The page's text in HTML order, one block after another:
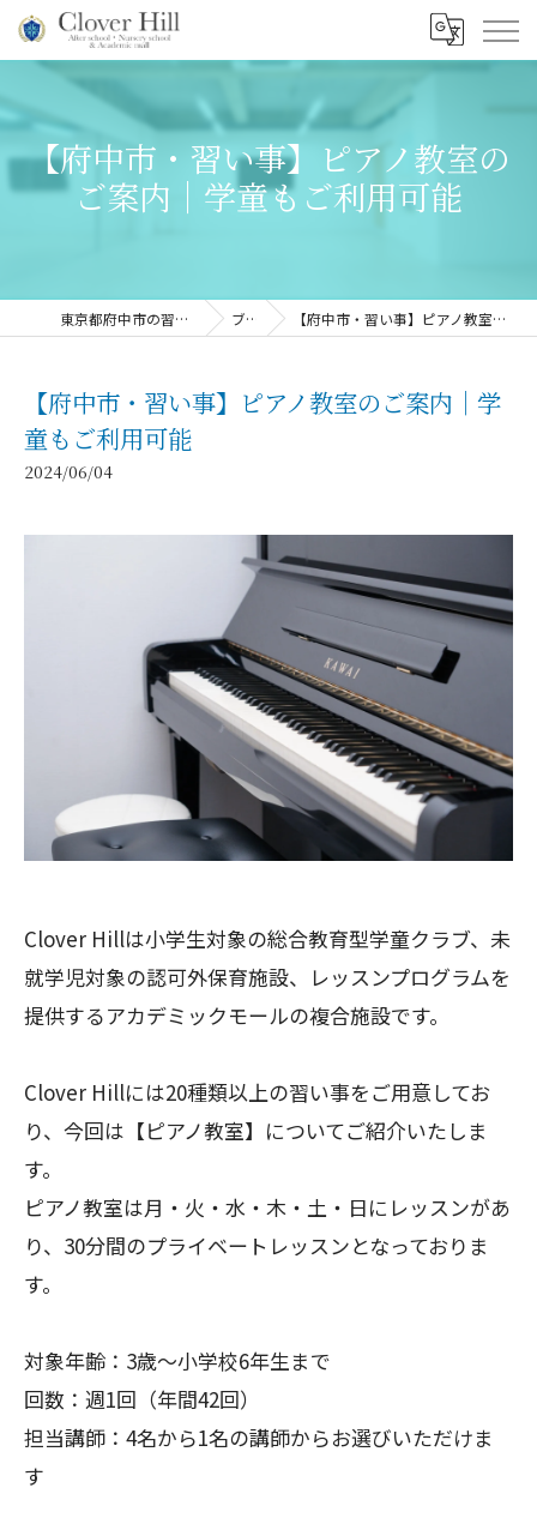
【府中市・習い事】ピアノ教室の
ご案内｜学童もご利用可能
東京都府中市の習い事ならClover Hill ブログ 【府中市・習い事】ピアノ教室のご案内｜学童もご利用可能
【府中市・習い事】ピアノ教室のご案内｜学
童もご利用可能
2024/06/04
Clover Hillは小学生対象の総合教育型学童クラブ、未
就学児対象の認可外保育施設、レッスンプログラムを
提供するアカデミックモールの複合施設です。
Clover Hillには20種類以上の習い事をご用意してお
り、今回は【ピアノ教室】についてご紹介いたしま
す。
ピアノ教室は月・火・水・木・土・日にレッスンがあ
り、30分間のプライベートレッスンとなっておりま
す。
対象年齢：3歳～小学校6年生まで
回数：週1回（年間42回）
担当講師：4名から1名の講師からお選びいただけま
す